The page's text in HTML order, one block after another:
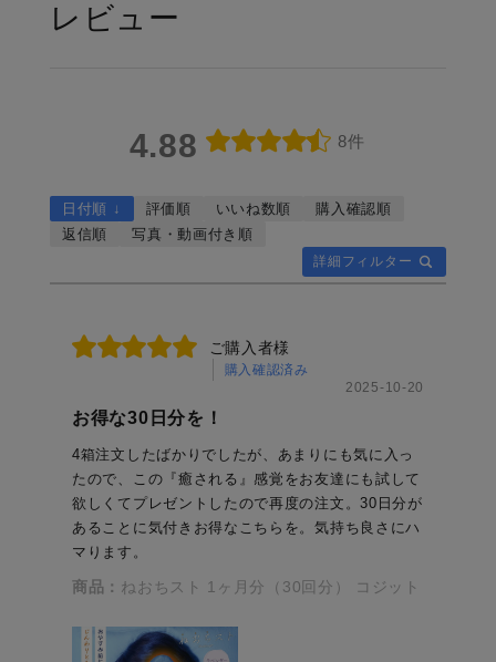
プライバシーポリシー
会社概要
レビュー
4.88 8件
詳細フィルター
日付順 ↓ 評価順 いいね数順
購入確認順
返信順
写真・動画付き順
ご購入者様
購入確認済み
2025-10-20
お得な30日分を！
4箱注文したばかりでしたが、あまりにも気に入っ
たので、この『癒される』感覚をお友達にも試して
欲しくてプレゼントしたので再度の注文。30日分が
あることに気付きお得なこちらを。気持ち良さにハ
マります。
商品： ねおちスト 1ヶ月分（30回分） コジット